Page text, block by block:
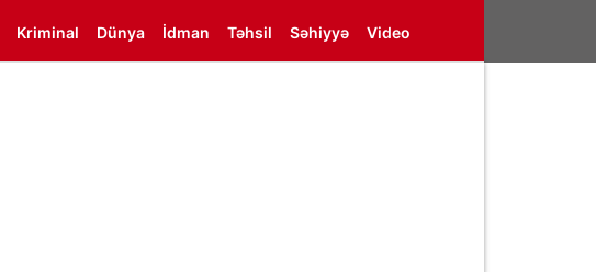
Kriminal Dünya İdman Təhsil Səhiyyə Video